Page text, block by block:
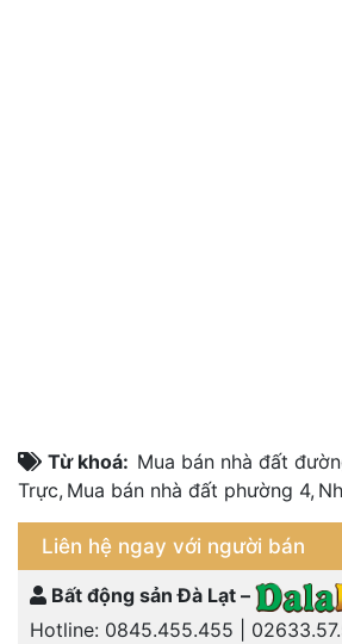
Từ khoá: Mua bán nhà đất
Trực, Mua bán nhà đất phường 4,
Liên hệ ngay với người bán
Bất động sản Đà Lạt –
Hotline: 0845.455.455